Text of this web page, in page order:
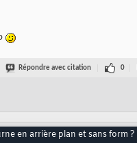
Répondre avec citation 0
en arrière plan et sans form ?